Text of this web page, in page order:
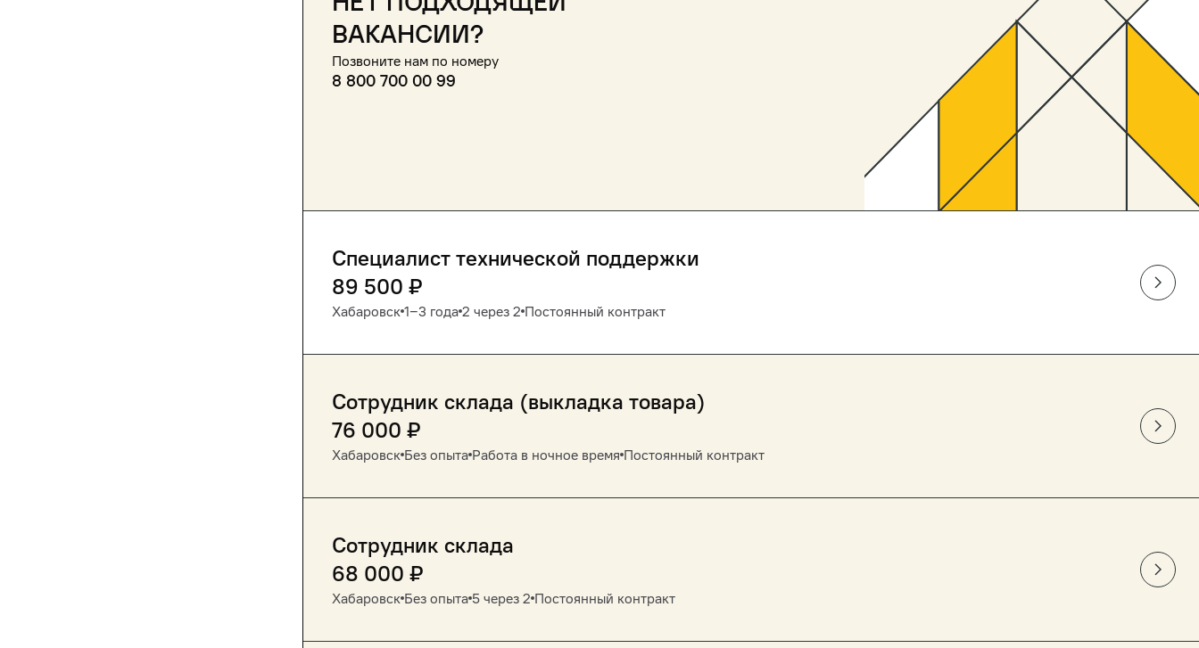
вакансии?
Позвоните нам по номеру
8 800 700 00 99
Специалист технической поддержки
89 500 ₽
Хабаровск 1‒3 года 2 через 2 Постоянный контракт
Сотрудник склада (выкладка товара)
76 000 ₽
Хабаровск Без опыта Работа в ночное время Постоянный контракт
Сотрудник склада
68 000 ₽
Хабаровск Без опыта 5 через 2 Постоянный контракт